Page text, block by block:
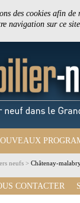
des cookies afin de
navigation sur ce
neufs > Châtenay-
CONTACTER